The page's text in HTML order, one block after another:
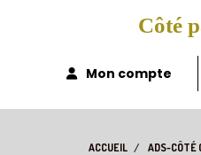
Côté
Mon compte
ACCUEIL ADS-CÔTÉ